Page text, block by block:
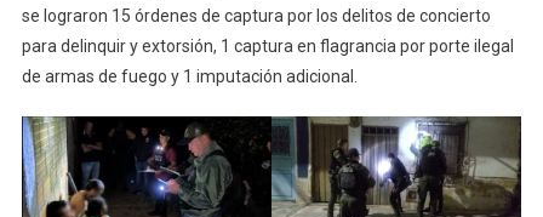
se lograron 15 órdenes de captura por los delitos de concierto
para delinquir y extorsión, 1 captura en flagrancia por porte ilegal
de armas de fuego y 1 imputación adicional.